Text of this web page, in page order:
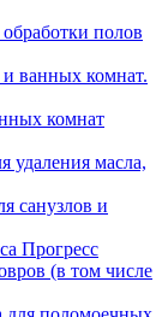
полов
ванных комнат.
комнат
удаления масла,
санузлов и
Прогресс
(в том числе